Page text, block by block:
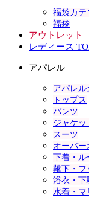
福袋カテ
福袋
アウトレット
レディース
アパレル
アパレル
トップス
パンツ
ジャケッ
スーツ
オーバ
下着・ル
靴下・フ
浴衣・下
水着・マ